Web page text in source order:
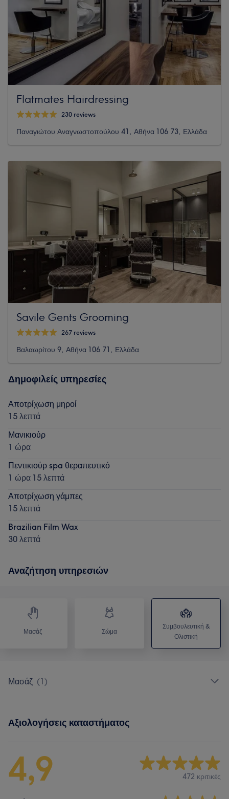
Flatmates Hairdressing
230 reviews
Παναγιώτου Αναγνωστοπούλου 41, Αθήνα 106 73, Ελλάδα
Savile Gents Grooming
267 reviews
Βαλαωρίτου 9, Αθήνα 106 71, Ελλάδα
Δημοφιλείς υπηρεσίες
Αποτρίχωση μηροί
15 λεπτά
Μανικιούρ
1 ώρα
Πεντικιούρ spa θεραπευτικό
1 ώρα 15 λεπτά
Αποτρίχωση γάμπες
15 λεπτά
Brazilian Film Wax
30 λεπτά
Αναζήτηση υπηρεσιών
Μασάζ Σώμα
Συμβουλευτική &
Ολιστική
Μασάζ (1)
Αξιολογήσεις καταστήματος
4,9 472 κριτικές